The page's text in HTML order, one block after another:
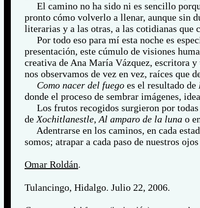
El camino no ha sido ni es sencillo
pronto cómo volverlo a llenar, aunque sin
literarias y a las otras, a las cotidianas que
Por todo eso para mí esta noche es
presentación, este cúmulo de visiones
creativa de Ana María Vázquez, escritora
nos observamos de vez en vez, raíces que
Como nacer del fuego es el resultado de
donde el proceso de sembrar imágenes,
Los frutos recogidos surgieron por todas
de Xochitlanestle, Al amparo de la luna o
Adentrarse en los caminos, en cada
somos; atrapar a cada paso de nuestros
Omar Roldán.
Tulancingo, Hidalgo. Julio 22, 2006.